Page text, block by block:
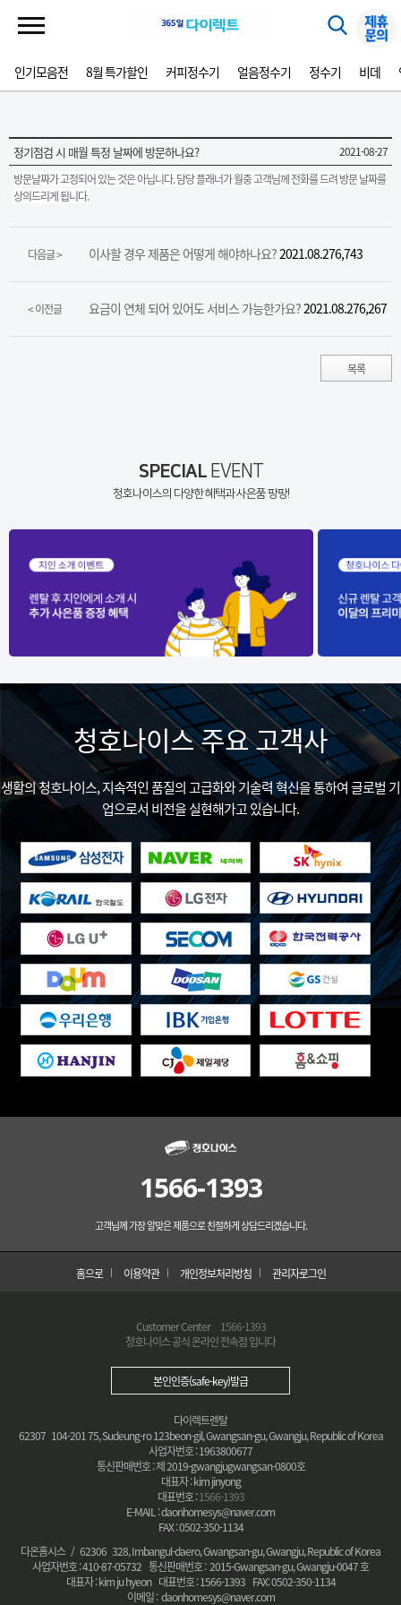
인기모음전 8월 특가할인 커피정수기 얼음정수기 정수기 비데
정기점검 시 매월 특정 날짜에 방문하나요?
2021-08-27
방문날짜가 고정되어 있는 것은 아닙니다. 담당 플래너가 월중 고객님께 전화를 드려 방문 날짜를
상의드리게 됩니다.
다음글 > 이사할 경우 제품은 어떻게 해야하나요?2021.08.276,743
< 이전글 요금이 연체 되어 있어도 서비스 가능한가요?2021.08.276,267
목록
SPECIALEVENT
청호나이스의 다양한 혜택과 사은품 팡팡!
청호나이스 주요 고객사
생활의 청호나이스, 지속적인 품질의 고급화와 기술력 혁신을 통하여 글로벌 기
업으로서 비전을 실현해가고 있습니다.
1566-1393
고객님께 가장 알맞은 제품으로 친절하게 상담드리겠습니다.
홈으로 이용약관 개인정보처리방침 관리자로그인
Customer Center
1566-1393
청호나이스 공식 온라인 전속점 입니다
본인인증(safe-key)발급
다이렉트렌탈
62307 104-201 75, Sudeung-ro 123beon-gil, Gwangsan-gu, Gwangju, Republic of Korea
사업자번호 : 1963800677
통신판매번호 : 제 2019-gwangjugwangsan-0800호
대표자 : kim jinyong
대표번호 :1566-1393
E-MAIL : daonhomesys@naver.com
FAX : 0502-350-1134
다온홈시스 / 62306 328, Imbangul-daero, Gwangsan-gu, Gwangju, Republic of Korea
사업자번호 : 410-87-05732 통신판매번호 : 2015-Gwangsan-gu, Gwangju-0047 호
대표자 : kim ju hyeon 대표번호 : 1566-1393 FAX: 0502-350-1134
이메일 : daonhomesys@naver.com